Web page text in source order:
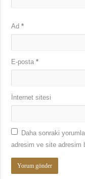
Ad*
E-posta*
İnternet sitesi
Daha sonraki
adresim ve site adresim